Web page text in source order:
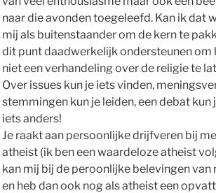
naar die avonden toegeleefd. Kan ik dat
mij als buitenstaander om de kern te
dit punt daadwerkelijk ondersteunen om
niet een verhandeling over de religie te
Over issues kun je iets vinden,
stemmingen kun je leiden, een debat kun
iets anders!
Je raakt aan persoonlijke drijfveren bij
atheist (ik ben een waardeloze atheist
kan mij bij de peroonlijke belevingen
en heb dan ook nog als atheist een